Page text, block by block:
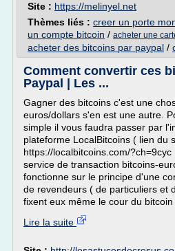
Site : https://melinyel.net
Thèmes liés : creer un porte
un compte bitcoin / acheter une
acheter des bitcoins par paypal /
Comment convertir ces
Paypal | Les ...
Gagner des bitcoins c'est une
euros/dollars s'en est une autre.
simple il vous faudra passer par
plateforme LocalBitcoins ( lien du
https://localbitcoins.com/
service de transaction bitcoins-
fonctionne sur le principe d'une
de revendeurs ( de particuliers et
fixent eux même le cour du bitcoin
Lire la suite